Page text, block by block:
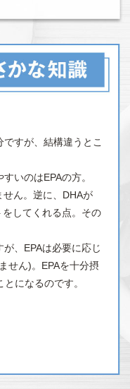
すが、結構違うとこ
いのはEPAの方。
せん。逆に、DHAが
してくれる点。その
、EPAは必要に応じ
せん)。EPAを十分摂
になるのです。